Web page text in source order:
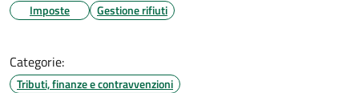
Imposte Gestione rifiuti
Categorie:
Tributi, finanze e contravvenzioni